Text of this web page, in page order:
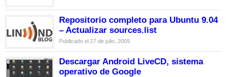
Repositorio completo para Ubuntu 9.04
– Actualizar sources.list
Publicado el 27 de julio, 2009
Descargar Android LiveCD, sistema
operativo de Google